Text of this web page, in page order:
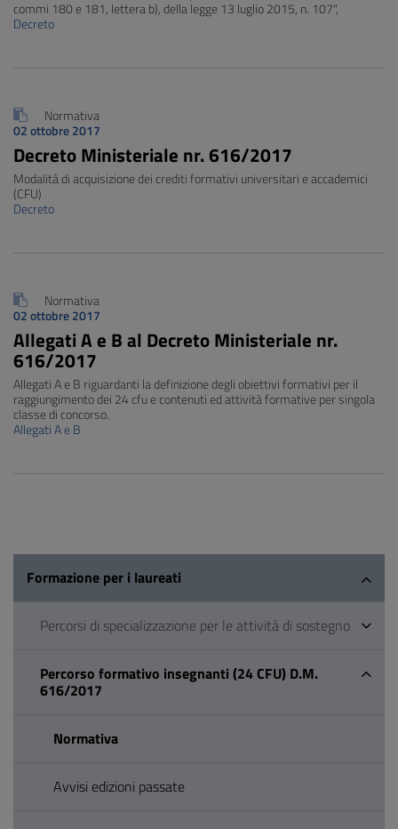
commi 180 e 181, lettera b), della legge 13 luglio 2015, n. 107",
Decreto
Normativa
02 ottobre 2017
Decreto Ministeriale nr. 616/2017
Modalità di acquisizione dei crediti formativi universitari e accademici
(CFU)
Decreto
Normativa
02 ottobre 2017
Allegati A e B al Decreto Ministeriale nr.
616/2017
Allegati A e B riguardanti la definizione degli obiettivi formativi per il
raggiungimento dei 24 cfu e contenuti ed attività formative per singola
classe di concorso.
Allegati A e B
Formazione per i laureati
Percorsi di specializzazione per le attività di sostegno
Percorso formativo insegnanti (24 CFU) D.M.
616/2017
Normativa
Avvisi edizioni passate